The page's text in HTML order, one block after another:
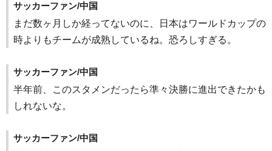
サッカーファン/中国
まだ数ヶ月しか経ってないのに、日本はワールドカップの
時よりもチームが成熟しているね。恐ろしすぎる。
サッカーファン/中国
半年前、このスタメンだったら準々決勝に進出できたかも
しれないな。
サッカーファン/中国